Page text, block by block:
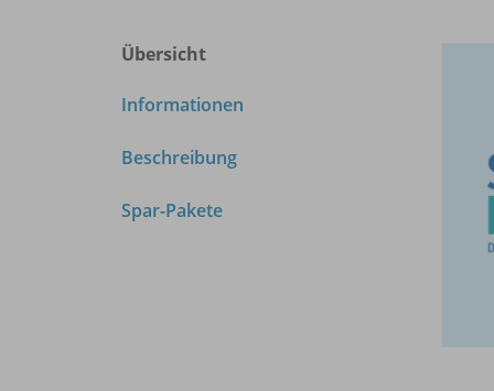
Übersicht
Informationen
Beschreibung
Spar-Pakete